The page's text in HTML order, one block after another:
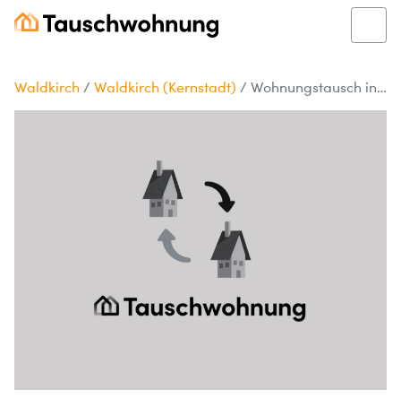
Waldkirch / Waldkirch (Kernstadt) / Wohnungstausch in Waldkirch gesucht!